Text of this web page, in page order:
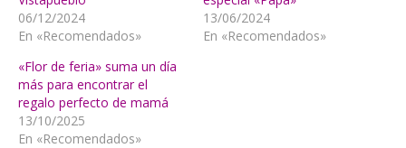
06/12/2024
En «Recomendados»
13/06/2024
En «Recomendados»
«Flor de feria» suma un día
más para encontrar el
regalo perfecto de mamá
13/10/2025
En «Recomendados»